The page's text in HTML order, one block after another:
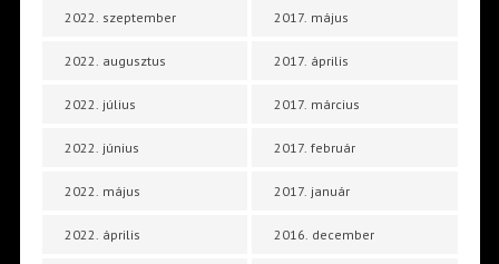
2022. szeptember
2022. augusztus
2022. július
2022. június
2022. május
2022. április
2017. május
2017. április
2017. március
2017. február
2017. január
2016. december